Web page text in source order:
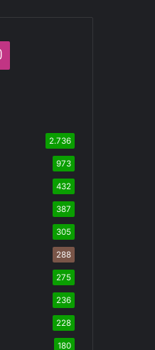
Instagram
2.736
973
432
387
305
288
275
236
228
180